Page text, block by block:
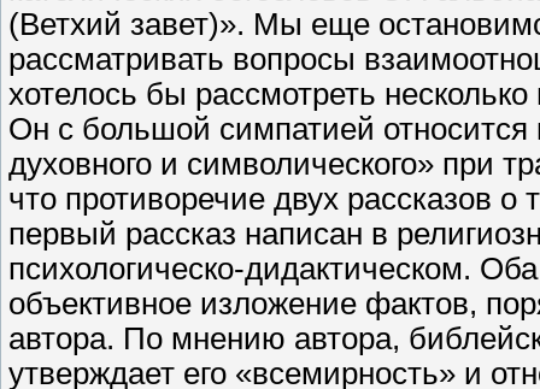
(Ветхий завет)». Мы еще
рассматривать вопросы
хотелось бы рассмотреть
Он с большой симпатией относится
духовного и символического» при
что противоречие двух рассказов о
первый рассказ написан в
психологическо-дидактическом.
объективное изложение фактов,
автора. По мнению автора,
утверждает его «всемирность» и